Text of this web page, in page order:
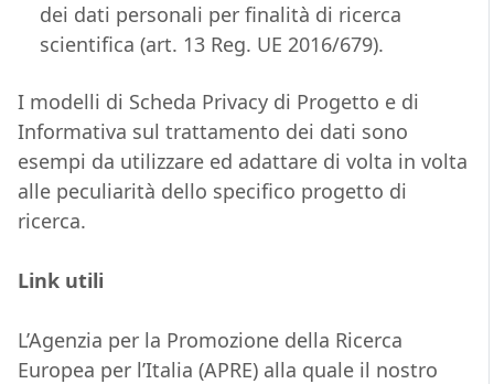
dei dati personali per finalità di ricerca
scientifica (art. 13 Reg. UE 2016/679).
I modelli di Scheda Privacy di Progetto e di
Informativa sul trattamento dei dati sono
esempi da utilizzare ed adattare di volta in volta
alle peculiarità dello specifico progetto di
ricerca.
Link utili
L’Agenzia per la Promozione della Ricerca
Europea per l’Italia (APRE) alla quale il nostro